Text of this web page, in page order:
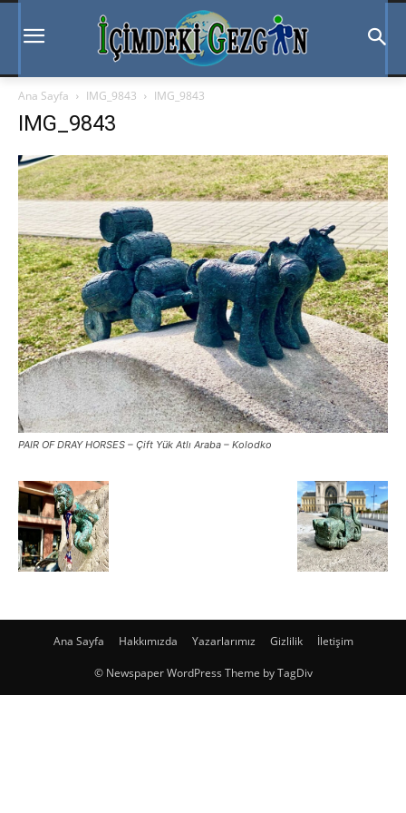
Ana Sayfa IMG_9843 IMG_9843
IMG_9843
PAIR OF DRAY HORSES – Çift Yük Atlı Araba – Kolodko
Ana Sayfa Hakkımızda Yazarlarımız Gizlilik İletişim
© Newspaper WordPress Theme by TagDiv